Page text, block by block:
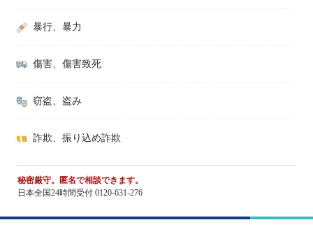
暴行、暴力
傷害、傷害致死
窃盗、盗み
詐欺、振り込め詐欺
秘密厳守。匿名で相談できます。
日本全国24時間受付 0120-631-276